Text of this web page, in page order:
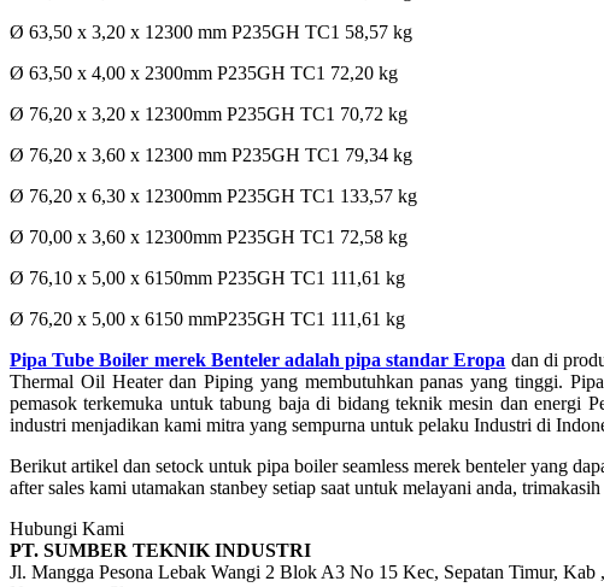
Ø 63,50 x 3,20 x 12300 mm P235GH TC1 58,57 kg
Ø 63,50 x 4,00 x 2300mm P235GH TC1 72,20 kg
Ø 76,20 x 3,20 x 12300mm P235GH TC1 70,72 kg
Ø 76,20 x 3,60 x 12300 mm P235GH TC1 79,34 kg
Ø 76,20 x 6,30 x 12300mm P235GH TC1 133,57 kg
Ø 70,00 x 3,60 x 12300mm P235GH TC1 72,58 kg
Ø 76,10 x 5,00 x 6150mm P235GH TC1 111,61 kg
Ø 76,20 x 5,00 x 6150 mmP235GH TC1 111,61 kg
Pipa Tube Boiler merek Benteler adalah pipa standar Eropa dan di
Thermal Oil Heater dan Piping yang membutuhkan panas yang tinggi.
pemasok terkemuka untuk tabung baja di bidang teknik mesin dan energi
industri menjadikan kami mitra yang sempurna untuk pelaku Industri di
Berikut artikel dan setock untuk pipa boiler seamless merek benteler yang
after sales kami utamakan stanbey setiap saat untuk melayani anda,
Hubungi Kami
PT. SUMBER TEKNIK INDUSTRI
Jl. Mangga Pesona Lebak Wangi 2 Blok A3 No 15 Kec, Sepatan Timur, Kab